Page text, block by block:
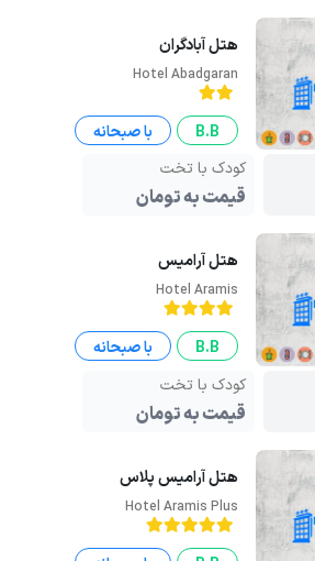
هتل آبادگران
Hotel Abadgaran
B.B
با صبحانه
کودک با تخت
قیمت به تومان
هتل آراميس
Hotel Aramis
B.B
با صبحانه
کودک با تخت
قیمت به تومان
هتل آرامیس پلاس
Hotel Aramis Plus